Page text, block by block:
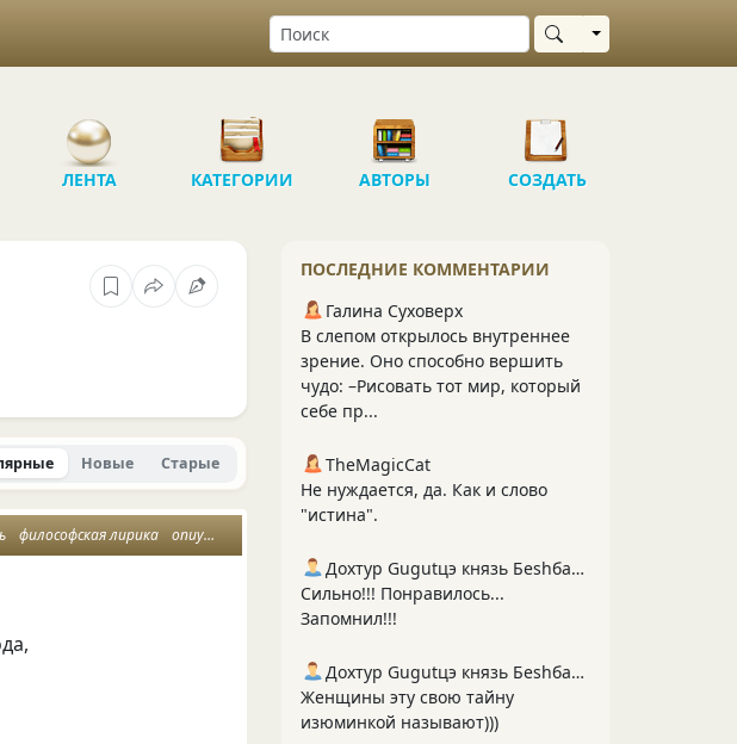
Выбрать область
ЛЕНТА КАТЕГОРИИ АВТОРЫ СОЗДАТЬ
Новые Старые
философская лирика опиум для народа
ПОСЛЕДНИЕ КОММЕНТАРИИ
Галина Суховерх
В слепом открылось внутреннее
зрение. Оно способно вершить
чудо: –Рисовать тот мир, который
себе пр...
TheMagicCat
Не нуждается, да. Как и слово
"истина".
Дохтур Gugutцэ князь Беshбармакоff
Сильно!!! Понравилось...
Запомнил!!!
Дохтур Gugutцэ князь Беshбармакоff
Женщины эту свою тайну
изюминкой называют)))